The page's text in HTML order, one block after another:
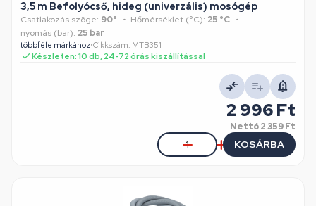
3,5 m Befolyócső, hideg (univerzális) mosógép
Csatlakozás szöge: 90° Hőmérséklet (°C): 25 °C
nyomás (bar): 25 bar
többféle márkához•Cikkszám: MTB351
Készleten: 10 db, 24-72 órás kiszállítással
2 996 Ft
Nettó2 359 Ft
KOSÁRBA